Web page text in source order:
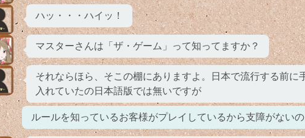
ハッ・・・ハイッ！
マスターさんは「ザ・ゲーム」って知ってますか？
それならほら、そこの棚にありますよ。日本で流行する前に
入れていたの日本語版では無いですが
ルールを知っているお客様がプレイしているから支障がない